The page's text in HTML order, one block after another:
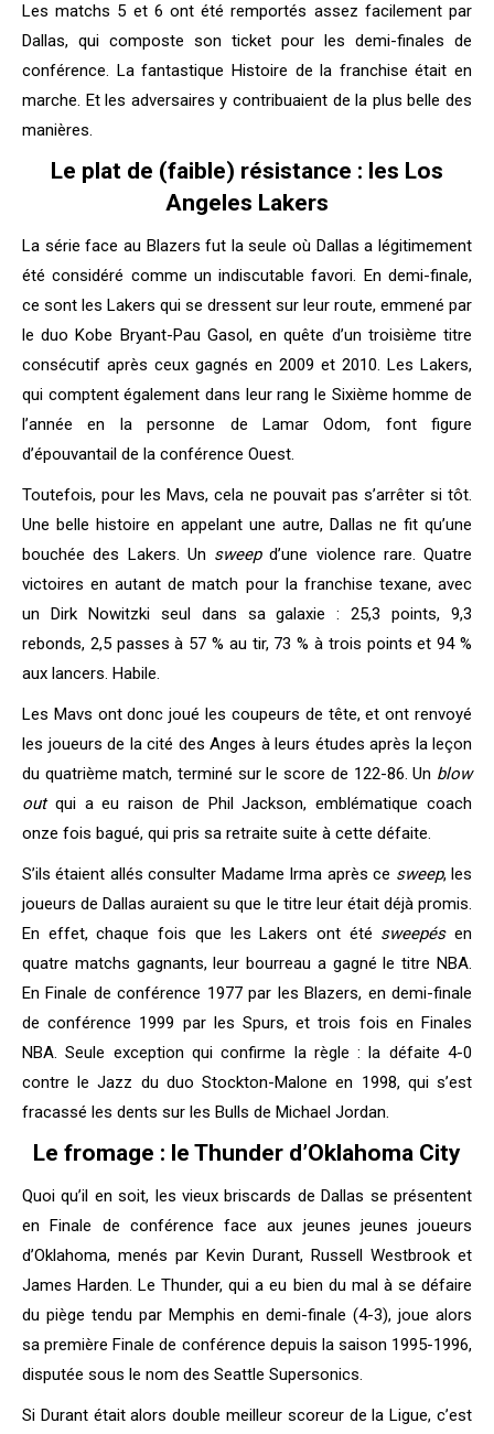
Les matchs 5 et 6 ont été remportés assez facilement par
Dallas, qui composte son ticket pour les demi-finales de
conférence. La fantastique Histoire de la franchise était en
marche. Et les adversaires y contribuaient de la plus belle des
manières.
Le plat de (faible) résistance : les Los
Angeles Lakers
La série face au Blazers fut la seule où Dallas a légitimement
été considéré comme un indiscutable favori. En demi-finale,
ce sont les Lakers qui se dressent sur leur route, emmené par
le duo Kobe Bryant-Pau Gasol, en quête d’un troisième titre
consécutif après ceux gagnés en 2009 et 2010. Les Lakers,
qui comptent également dans leur rang le Sixième homme de
l’année en la personne de Lamar Odom, font figure
d’épouvantail de la conférence Ouest.
Toutefois, pour les Mavs, cela ne pouvait pas s’arrêter si tôt.
Une belle histoire en appelant une autre, Dallas ne fit qu’une
bouchée des Lakers. Un sweepd’une violence rare. Quatre
victoires en autant de match pour la franchise texane, avec
un Dirk Nowitzki seul dans sa galaxie : 25,3 points, 9,3
rebonds, 2,5 passes à 57 % au tir, 73 % à trois points et 94 %
aux lancers. Habile.
Les Mavs ont donc joué les coupeurs de tête, et ont renvoyé
les joueurs de la cité des Anges à leurs études après la leçon
du quatrième match, terminé sur le score de 122-86. Un blow
outqui a eu raison de Phil Jackson, emblématique coach
onze fois bagué, qui pris sa retraite suite à cette défaite.
S’ils étaient allés consulter Madame Irma après ce sweep, les
joueurs de Dallas auraient su que le titre leur était déjà promis.
En effet, chaque fois que les Lakers ont été sweepésen
quatre matchs gagnants, leur bourreau a gagné le titre NBA.
En Finale de conférence 1977 par les Blazers, en demi-finale
de conférence 1999 par les Spurs, et trois fois en Finales
NBA. Seule exception qui confirme la règle : la défaite 4-0
contre le Jazz du duo Stockton-Malone en 1998, qui s’est
fracassé les dents sur les Bulls de Michael Jordan.
Le fromage : le Thunder d’Oklahoma City
Quoi qu’il en soit, les vieux briscards de Dallas se présentent
en Finale de conférence face aux jeunes jeunes joueurs
d’Oklahoma, menés par Kevin Durant, Russell Westbrook et
James Harden. Le Thunder, qui a eu bien du mal à se défaire
du piège tendu par Memphis en demi-finale (4-3), joue alors
sa première Finale de conférence depuis la saison 1995-1996,
disputée sous le nom des Seattle Supersonics.
Si Durant était alors double meilleur scoreur de la Ligue, c’est